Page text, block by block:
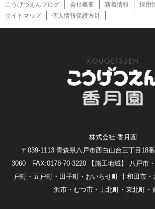
こうげつえんブログ
会社概要 新着情報 採用
サイトマップ
個人情報保護方針
株式会社 香月園
〒039-1113 青森県八戸市西白山台三丁目18
3060 FAX:0178-70-3220
【施工地域】 八戸市
戸町・五戸町・田子町・おいらせ町 十和田市
沢市・むつ市・上北町・東北町・